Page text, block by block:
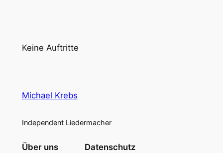
Keine Auftritte
Michael Krebs
Independent Liedermacher
Über uns Datenschutz